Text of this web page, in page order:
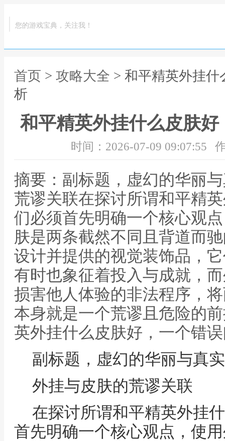
您的游戏宝典，关注我！
首页 > 攻略大全 > 和平精英外挂
析
和平精英外挂什么皮肤
时间：2026-07-09 09:07:55
摘要：副标题，虚幻的华丽
荒谬关联在探讨所谓和平精
们必须首先明确一个核心观
肤是两条截然不同且背道而
设计并提供的视觉装饰品，
有时也象征着投入与成就，
损害他人体验的非法程序，
本身就是一个荒谬且危险的
英外挂什么皮肤好，一个错
副标题，虚幻的华丽与真
外挂与皮肤的荒谬关联
在探讨所谓和平精英外挂
首先明确一个核心观点，使